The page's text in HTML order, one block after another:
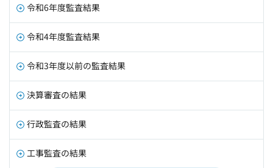
令和6年度監査結果
令和4年度監査結果
令和3年度以前の監査結果
決算審査の結果
行政監査の結果
工事監査の結果